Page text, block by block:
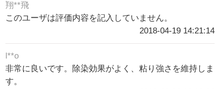
翔**飛
このユーザは評価内容を記入していません。
2018-04-19 14:21:14
l**o
非常に良いです。除染効果がよく、粘り強さを維持しま
す。